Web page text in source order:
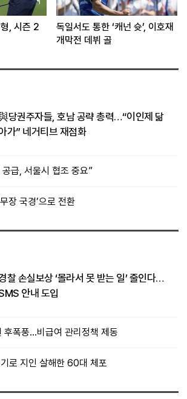
, 시즌 2
독일서도 통한 ‘캐넌 슛’, 이호재
개막전 데뷔 골
당권주자들, 호남 공략 총력…“이인제 닮
가” 네거티브 재점화
급, 서울시 협조 중요”
장 국경’으로 전환
찰 손실보상 ‘몰라서 못 받는 일’ 줄인다…
안내 도입
후폭풍…비급여 관리정책 제동
로 지인 살해한 60대 체포